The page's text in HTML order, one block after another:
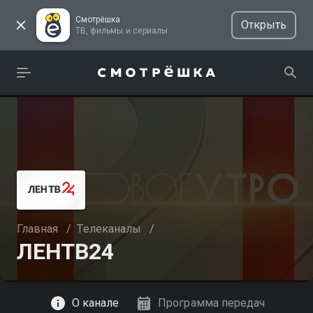
Смотрёшка
ТВ, фильмы и сериалы
Открыть
Главная / Телеканалы /
ЛЕНТВ24
О канале Программа передач